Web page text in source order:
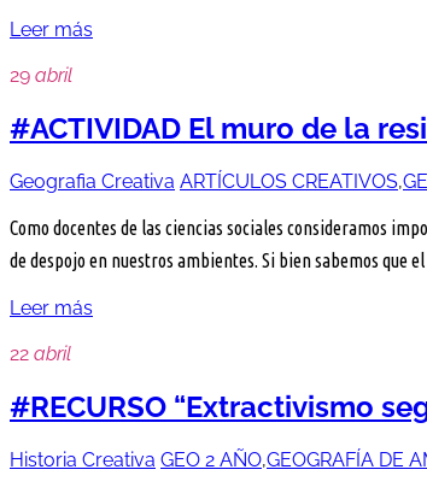
Leer más
29 abril
#ACTIVIDAD El muro de la
Geografia Creativa ARTÍCULOS CREATIVOS,
Como docentes de las ciencias sociales consideramos
de despojo en nuestros ambientes. Si bien sabemos
Leer más
22 abril
#RECURSO “Extractivismo
Historia Creativa GEO 2 AÑO,GEOGRAFÍA DE